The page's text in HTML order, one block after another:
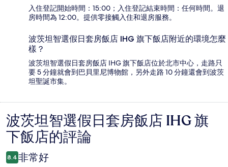
入住登記開始時間：15:00；入住登記結束時間：任何時間。退
房時間為 12:00。提供零接觸入住和退房服務。
波茨坦智選假日套房飯店 IHG 旗下飯店附近的環境怎麼
樣？
波茨坦智選假日套房飯店 IHG 旗下飯店位於北市中心，走路只
要 5 分鐘就會到巴貝里尼博物館，另外走路 10 分鐘還會到波茨
坦聖誕市集。
評
論
波茨坦智選假日套房飯店 IHG 旗
下飯店的評論
8.4 非常好